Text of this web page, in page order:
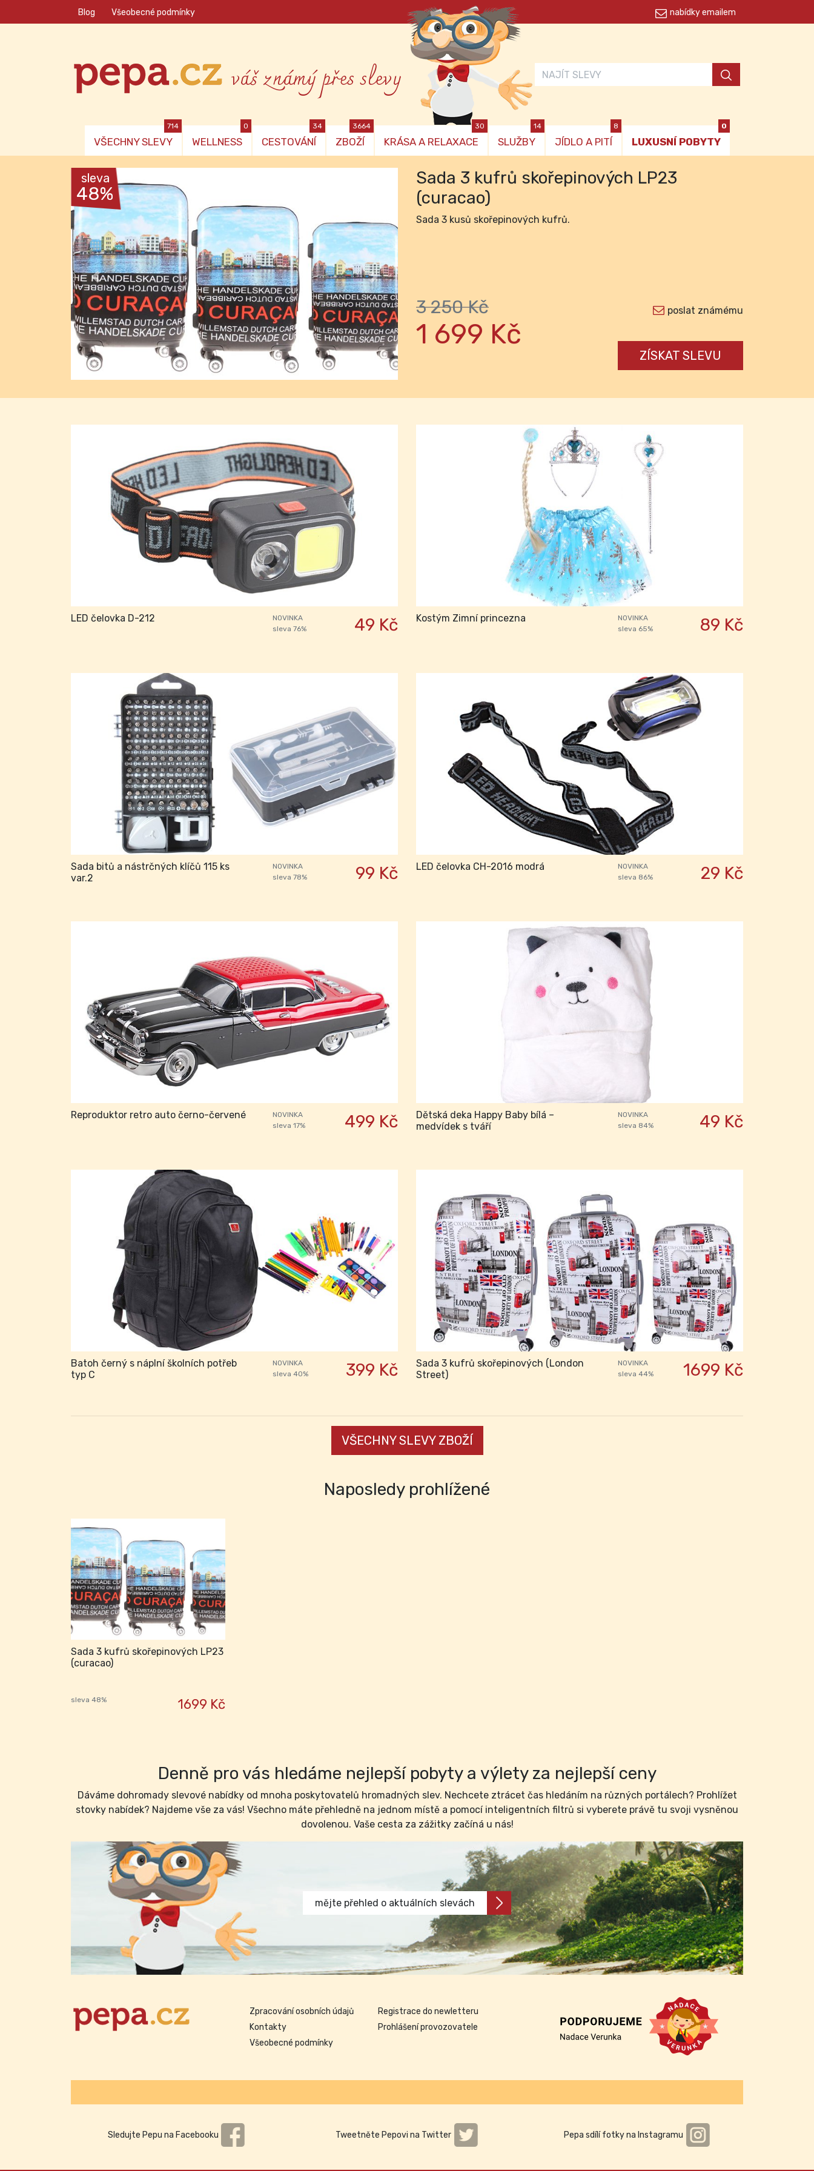
Blog Všeobecné podmínky nabídky emailem
váš známý přes slevy
VŠECHNY SLEVY
714
WELLNESS
0
CESTOVÁNÍ
34
ZBOŽÍ
3664
KRÁSA A RELAXACE
30
SLUŽBY
14
JÍDLO A PITÍ
8
LUXUSNÍ POBYTY
0
sleva
48%
Previous Next
Sada 3 kufrů skořepinových LP23
(curacao)
Sada 3 kusů skořepinových kufrů.
3 250 Kč
1 699 Kč
poslat známému
ZÍSKAT SLEVU
LED čelovka D-212
NOVINKA
sleva 76%
49 Kč Kostým Zimní princezna
NOVINKA
sleva 65%
89 Kč
Sada bitů a nástrčných klíčů 115 ks
var.2
NOVINKA
sleva 78%
99 Kč LED čelovka CH-2016 modrá
NOVINKA
sleva 86%
29 Kč
Reproduktor retro auto černo-červené
NOVINKA
sleva 17%
499 Kč
Dětská deka Happy Baby bílá –
medvídek s tváří
NOVINKA
sleva 84%
49 Kč
Batoh černý s náplní školních potřeb
typ C
NOVINKA
sleva 40%
399 Kč
Sada 3 kufrů skořepinových (London
Street)
NOVINKA
sleva 44%
1699 Kč
VŠECHNY SLEVY ZBOŽÍ
Naposledy prohlížené
Sada 3 kufrů skořepinových LP23
(curacao)
sleva 48% 1699 Kč
Denně pro vás hledáme nejlepší pobyty a výlety za nejlepší ceny
Dáváme dohromady slevové nabídky od mnoha poskytovatelů hromadných slev. Nechcete ztrácet čas hledáním na různých portálech? Prohlížet
stovky nabídek? Najdeme vše za vás! Všechno máte přehledně na jednom místě a pomocí inteligentních filtrů si vyberete právě tu svoji vysněnou
dovolenou. Vaše cesta za zážitky začíná u nás!
mějte přehled o aktuálních slevách
Zpracování osobních údajů
Kontakty
Všeobecné podmínky
Registrace do newletteru
Prohlášení provozovatele
Sledujte Pepu na Facebooku Tweetněte Pepovi na Twitter Pepa sdílí fotky na Instagramu